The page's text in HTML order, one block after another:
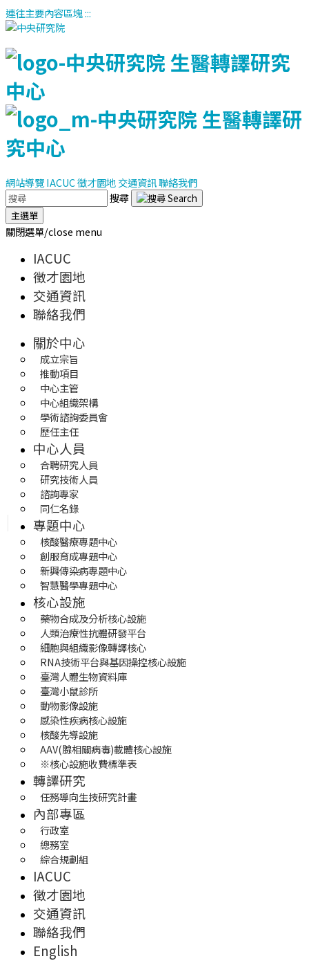
連往主要內容區塊:::
網站導覽IACUC徵才園地交通資訊聯絡我們
搜尋
主選單
關閉選單/close menu
IACUC
徵才園地
交通資訊
聯絡我們
關於中心
成立宗旨
推動項目
中心主管
中心組織架構
學術諮詢委員會
歷任主任
中心人員
合聘研究人員
研究技術人員
諮詢專家
同仁名錄
專題中心
核酸醫療專題中心
創服育成專題中心
新興傳染病專題中心
智慧醫學專題中心
核心設施
藥物合成及分析核心設施
人類治療性抗體研發平台
細胞與組織影像轉譯核心
RNA技術平台與基因操控核心設施
臺灣人體生物資料庫
臺灣小鼠診所
動物影像設施
感染性疾病核心設施
核酸先導設施
AAV(腺相關病毒)載體核心設施
※核心設施收費標準表
轉譯研究
任務導向生技研究計畫
內部專區
行政室
總務室
綜合規劃組
IACUC
徵才園地
交通資訊
聯絡我們
English